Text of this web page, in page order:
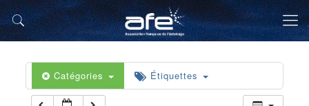
Catégories Étiquettes
5 h 00 min
6 h 00 min